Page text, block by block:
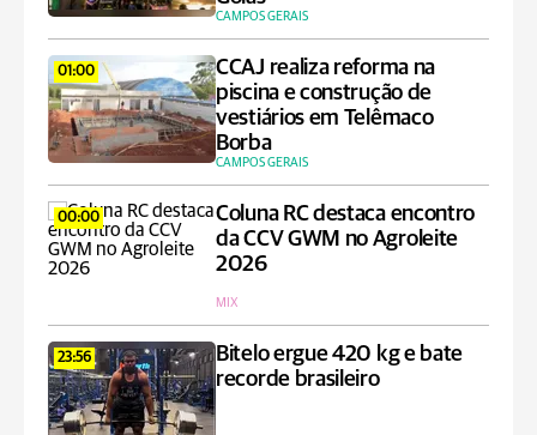
CAMPOS GERAIS
01:00
CCAJ realiza reforma na
piscina e construção de
vestiários em Telêmaco
Borba
CAMPOS GERAIS
00:00
Coluna RC destaca encontro
da CCV GWM no Agroleite
2026
MIX
23:56
Bitelo ergue 420 kg e bate
recorde brasileiro